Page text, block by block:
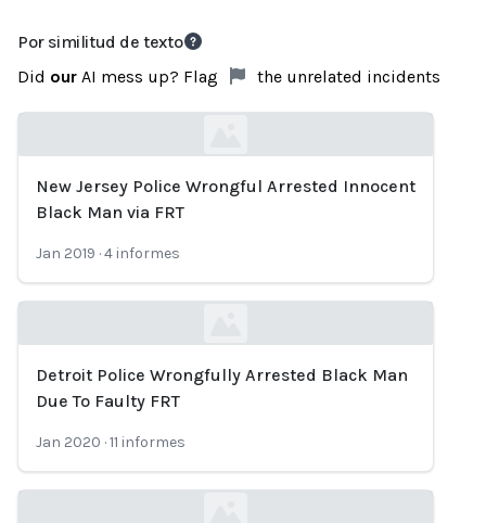
Por similitud de texto
Did our AI mess up? Flag the unrelated incidents
Loading...
New Jersey Police Wrongful Arrested Innocent
Black Man via FRT
Jan 2019 ·4 informes
Loading...
Detroit Police Wrongfully Arrested Black Man
Due To Faulty FRT
Jan 2020 ·11 informes